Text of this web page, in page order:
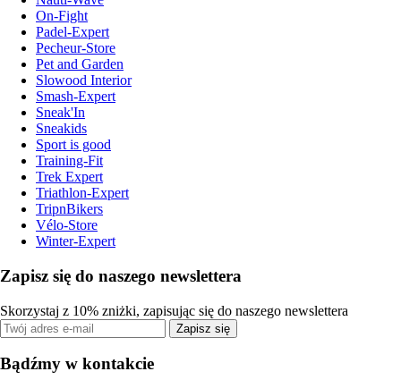
On-Fight
Padel-Expert
Pecheur-Store
Pet and Garden
Slowood Interior
Smash-Expert
Sneak'In
Sneakids
Sport is good
Training-Fit
Trek Expert
Triathlon-Expert
TripnBikers
Vélo-Store
Winter-Expert
Zapisz się do naszego newslettera
Skorzystaj z 10% zniżki, zapisując się do naszego newslettera
Zapisz się
Bądźmy w kontakcie